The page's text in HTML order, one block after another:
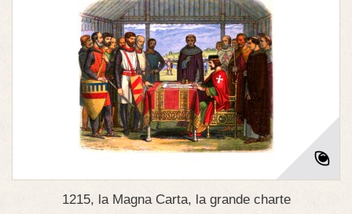
1215, la Magna Carta, la grande charte